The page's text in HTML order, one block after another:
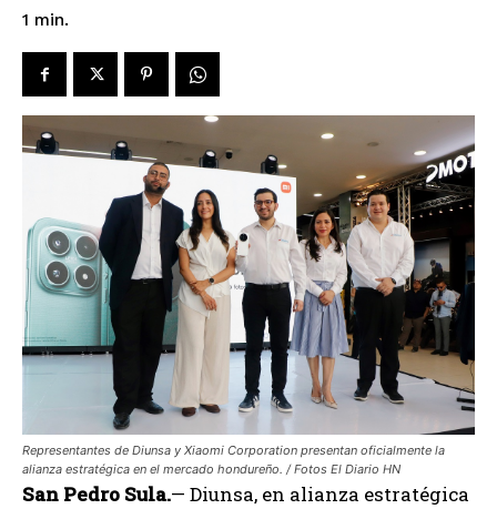
1 min.
Representantes de Diunsa y Xiaomi Corporation presentan oficialmente la
alianza estratégica en el mercado hondureño. / Fotos El Diario HN
San Pedro Sula.— Diunsa, en alianza estratégica